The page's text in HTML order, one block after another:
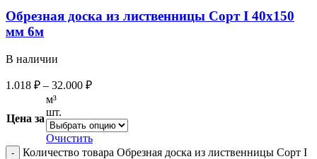
Обрезная доска из лиственницы Сорт I 40х150
мм 6м
В наличии
1.018 ₽ – 32.000 ₽
Цена за
м³
шт.
Очистить
Количество товара Обрезная доска из лиственницы Сорт I